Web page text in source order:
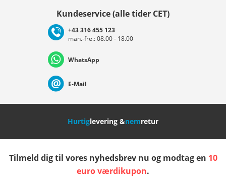
Deutschland Österreich
Nederland Italia (Italiano) Italien (Deutsch)
Slovenija
Kundeservice (alle tider CET)
+43 316 455 123
man.-fre.: 08.00 - 18.00
WhatsApp
E-Mail
Hurtiglevering &nemretur
Tilmeld dig til vores nyhedsbrev nu og modtag en 10
euro værdikupon.